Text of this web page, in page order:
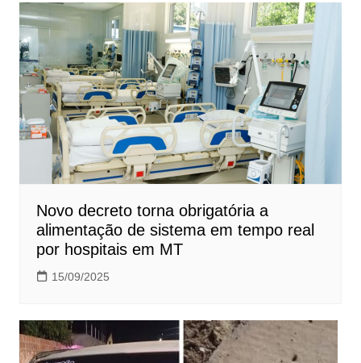
Novo decreto torna obrigatória a
alimentação de sistema em tempo real
por hospitais em MT
15/09/2025